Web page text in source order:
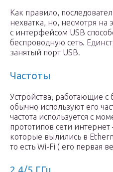
Как правило,
нехватка, но, несмотря на
с интерфейсом USB
беспроводную сеть.
занятый порт USB.
Частоты
Устройства, работающие
обычно используют его
частота используется с
прототипов сети
которые вылились в
то есть Wi-Fi ( его первая